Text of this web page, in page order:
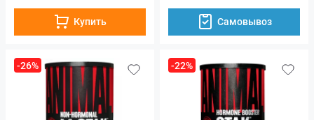
Купить Самовывоз
-26% -22%